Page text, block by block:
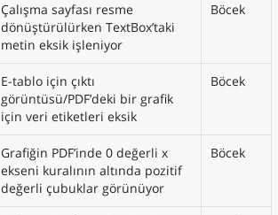
Çalışma sayfası resme
dönüştürülürken TextBox’taki
metin eksik işleniyor
Böcek
E-tablo için çıktı
görüntüsü/PDF’deki bir grafik
için veri etiketleri eksik
Böcek
Grafiğin PDF’inde 0 değerli x
ekseni kuralının altında pozitif
değerli çubuklar görünüyor
Böcek